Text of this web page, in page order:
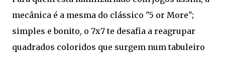
mecânica é a mesma do clássico "5 or More";
simples e bonito, o 7x7 te desafia a reagrupar
quadrados coloridos que surgem num tabuleiro